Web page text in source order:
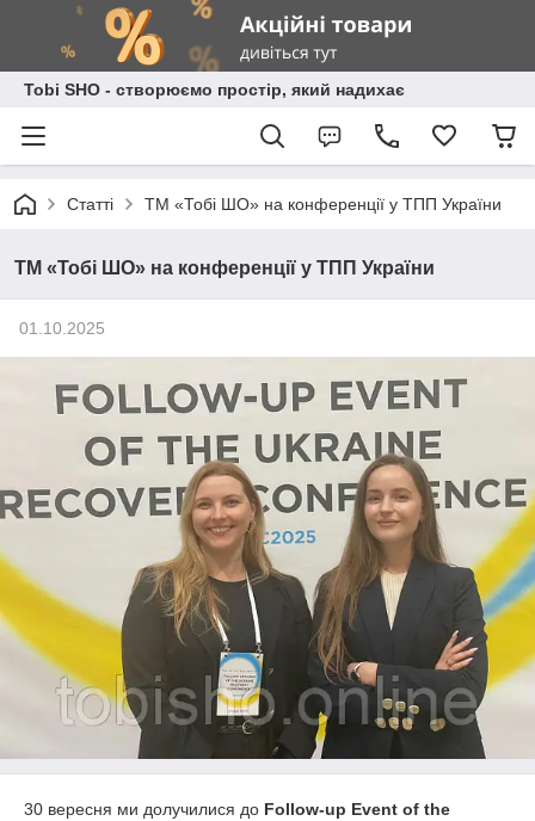
Tobi SHO - створюємо простір, який надихає
Статті ТМ «Тобі ШО» на конференції у ТПП України
ТМ «Тобі ШО» на конференції у ТПП України
01.10.2025
30 вересня ми долучилися до Follow-up Event of the